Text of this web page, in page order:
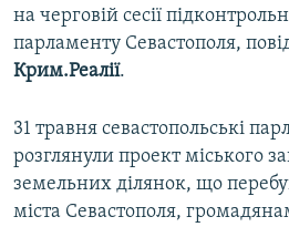
СПЕЦПРОЕКТИ
ДЕПОРТАЦІЯ
СВІДЧЕННЯ ОКУПАЦІЇ
УКРАЇНСЬКА ПРОБЛЕМА КРИМУ
ІНФОГРАФІКА
ЯК ОБІЙТИ БЛОКУВАННЯ
Qırımtatar
ДОЛУЧАЙСЯ!
на черговій сесії
парламенту Севастополя,
Крим.Реалії.
31 травня севастопольські
розглянули проект міського
земельних ділянок, що
міста Севастополя,